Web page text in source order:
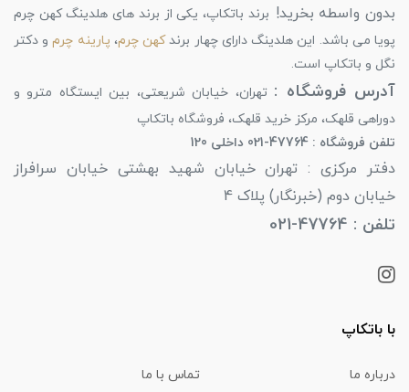
بدون واسطه بخرید! برند باتکاپ، یکی از برند های هلدینگ کهن چرم
پویا می باشد. این هلدینگ دارای چهار برندکهن چرم، پارینه چرمو دکتر
نگل و باتکاپ است.
آدرس فروشگاه : تهران، خیابان شریعتی، بین ایستگاه مترو و
دوراهی قلهک، مرکز خرید قلهک، فروشگاه باتکاپ
تلفن فروشگاه : 47764-021 داخلی 120
دفتر مرکزی : تهران خیابان شهید بهشتی خیابان سرافراز
خیابان دوم (خبرنگار) پلاک 4
تلفن : 47764-021
با باتکاپ
درباره ما تماس با ما